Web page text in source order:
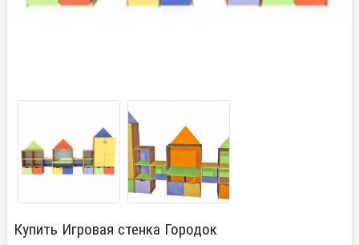
Купить Игровая стенка Городок